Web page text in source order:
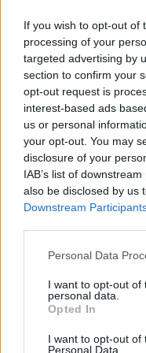
If you wish to opt-out of
processing of your
targeted advertising by
section to confirm your
opt-out request is
interest-based ads
us or personal
your opt-out. You may
disclosure of your
IAB’s list of
also be disclosed by us
Downstream
Please note that this
not limited to your visit
grant or deny consent
use your data for below
consent section.
Personal Data
I want to opt-out of
personal data.
Opted In
I want to opt-out of
Personal Data.
Gallura,
50mila
Meteo
Test
fine agosto